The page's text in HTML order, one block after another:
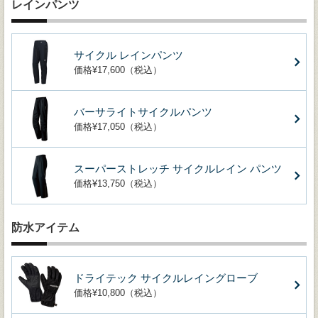
レインパンツ
サイクル レインパンツ
価格¥17,600（税込）
バーサライトサイクルパンツ
価格¥17,050（税込）
スーパーストレッチ サイクルレイン パンツ
価格¥13,750（税込）
防水アイテム
ドライテック サイクルレイングローブ
価格¥10,800（税込）